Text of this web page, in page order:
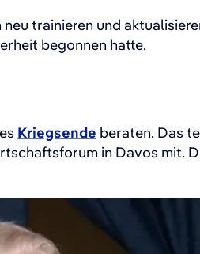
trainieren und
​begonnen hatte.
Kriegsende beraten. Das
in Davos mit.